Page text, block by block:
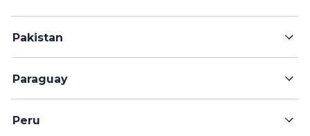
Pakistan
Paraguay
Peru